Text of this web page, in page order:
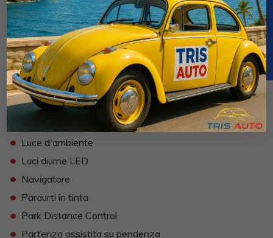
• Isofix
• Kit ruote antipanne
• Kit vivavoce
• Lane assist (controllo corsia)
• Lavatergifari
• Lettore CD MP3
Limitatore di velocità
• Luce d'ambiente
• Luci diurne LED
• Navigatore
• Paraurti in tinta
• Park Distance Control
• Partenza assistita su pendenza